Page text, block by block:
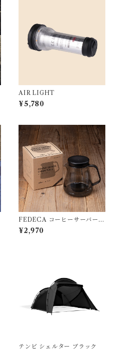
AIR LIGHT
¥5,780
FEDECA コーヒーサーバー S
TRON 大
¥2,970
テンビ シェルター ブラック